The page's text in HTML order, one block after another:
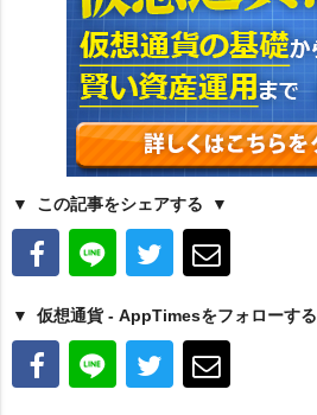
この記事をシェアする
仮想通貨 - AppTimesをフォローする